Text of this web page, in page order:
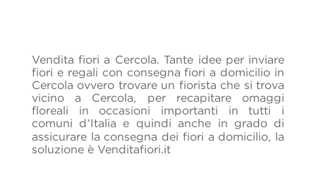
Vendita fiori a Cercola. Tante idee per inviare
fiori e regali con consegna fiori a domicilio in
Cercola ovvero trovare un fiorista che si trova
vicino a Cercola, per recapitare omaggi
floreali in occasioni importanti in tutti i
comuni d’Italia e quindi anche in grado di
assicurare la consegna dei fiori a domicilio, la
soluzione è Venditafiori.it